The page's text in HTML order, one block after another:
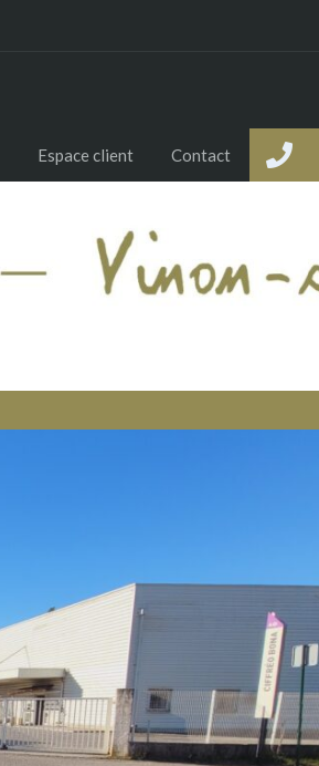
Espace client Contact